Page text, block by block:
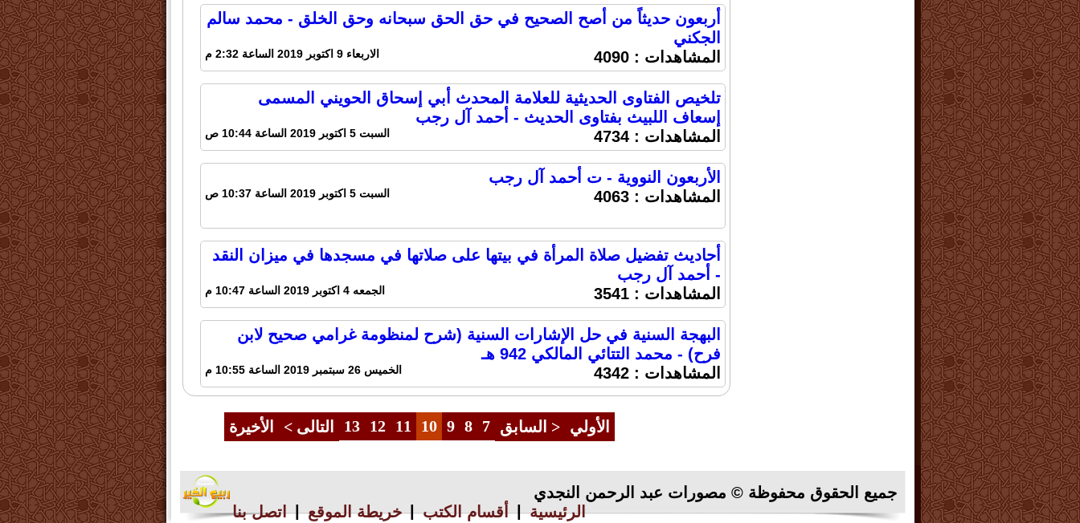
أربعون حديثاً من أصح الصحيح في حق الحق سبحانه وحق الخلق - محمد سالم
الجكني
المشاهدات :4090 الاربعاء 9 اكتوبر 2019 الساعة 2:32 م
تلخيص الفتاوى الحديثية للعلامة المحدث أبي إسحاق الحويني المسمى
إسعاف اللبيث بفتاوى الحديث - أحمد آل رجب
المشاهدات :4734 السبت 5 اكتوبر 2019 الساعة 10:44 ص
الأربعون النووية - ت أحمد آل رجب
المشاهدات :4063 السبت 5 اكتوبر 2019 الساعة 10:37 ص
أحاديث تفضيل صلاة المرأة في بيتها على صلاتها في مسجدها في ميزان النقد
- أحمد آل رجب
المشاهدات :3541 الجمعه 4 اكتوبر 2019 الساعة 10:47 م
البهجة السنية في حل الإشارات السنية (شرح لمنظومة غرامي صحيح لابن
فرح) - محمد التتائي المالكي 942 هـ
المشاهدات :4342 الخميس 26 سبتمبر 2019 الساعة 10:55 م
الأولي < السابق 7
8
9
10
11
12
13 التالى > الأخيرة
جميع الحقوق محفوظة © مصورات عبد الرحمن النجدي
الرئيسية | أقسام الكتب | خريطة الموقع | اتصل بنا